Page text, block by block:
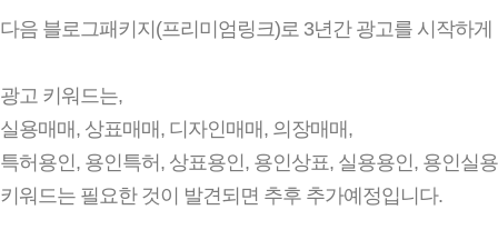
다음 블로그패키지(프리미엄링크)로 3년간 광고를 시작하
광고 키워드는,
실용매매, 상표매매, 디자인매매, 의장매매,
특허용인, 용인특허, 상표용인, 용인상표, 실용용인, 용인실
키워드는 필요한 것이 발견되면 추후 추가예정입니다.